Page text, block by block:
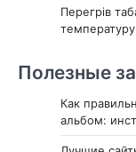
Перегрів
температуру
Полезные
Как
альбом: